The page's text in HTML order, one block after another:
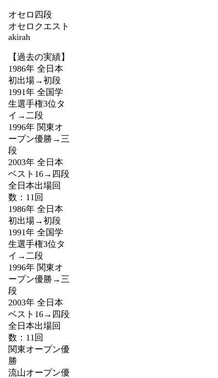
オセロ四段
オセロクエスト
akirah
【過去の実績】
1986年 全日本
初出場→初段
1991年 全国学
生選手権3位タ
イ→二段
1996年 関東オ
ープン優勝→三
段
2003年 全日本
ベスト16→四段
全日本出場回
数：11回
1986年 全日本
初出場→初段
1991年 全国学
生選手権3位タ
イ→二段
1996年 関東オ
ープン優勝→三
段
2003年 全日本
ベスト16→四段
全日本出場回
数：11回
関東オープン優
勝
流山オープン優